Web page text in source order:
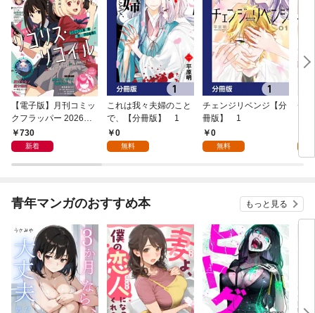
【電子版】月刊コミッ
クフラッパー 2026年9
月号730
新着
これは我々夫婦のこと
で、【分冊版】 1
0
無料
チェンジリベンジ【分
冊版】 1
0
無料
チ
青年マンガのおすすめ本 もっと見る